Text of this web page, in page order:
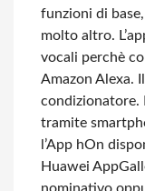
funzioni di
molto altro.
vocali perchè
Amazon Alexa.
condizionatore.
tramite
l’App hOn
Huawei